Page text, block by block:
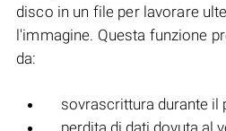
disco in un file per lavorare
l'immagine. Questa funzione
da:
sovrascrittura durante il